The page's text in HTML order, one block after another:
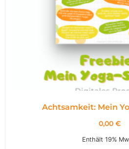
Achtsamkeit: Mein
0,00 €
Enthält 19%